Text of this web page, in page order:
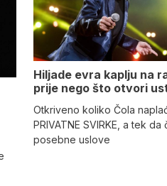
Hiljade evra kaplju na
prije nego što otvori
Otkriveno koliko Čola
PRIVATNE SVIRKE, a tek da
posebne uslove